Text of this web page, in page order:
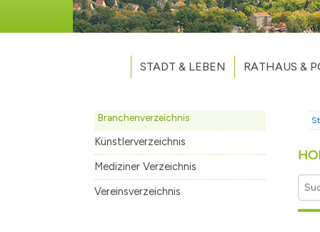
STADT & LEBEN
Unsere Stadt
Aktuelles
Stadtteile
Hohen
Borgsdorf
Bürgerhaushalt
RATHAUS &
Vergaben
Haushaltsplan
Branchenverzeichnis
Künstlerverzeichnis
Mediziner Verzeichnis
Vereinsverzeichnis